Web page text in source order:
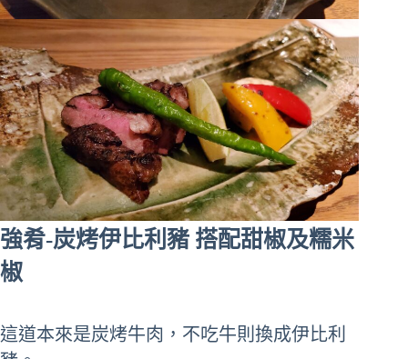
強肴-炭烤伊比利豬 搭配甜椒及糯米
椒
這道本來是炭烤牛肉，不吃牛則換成伊比利